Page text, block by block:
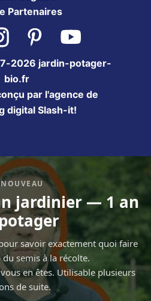
Partenaires
Pinterest YouTube
2026 jardin-potager-
bio.fr
par l'agence de
digital Slash-it!
jardinier — 1 an
savoir exactement quoi faire
semis à la récolte.
en êtes. Utilisable plusieurs
de suite.